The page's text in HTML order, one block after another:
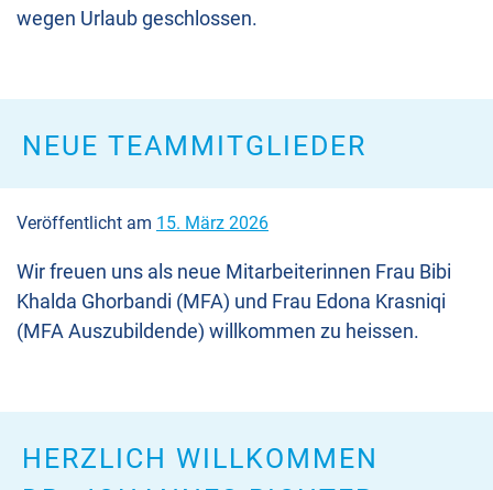
wegen Urlaub geschlossen.
NEUE TEAMMITGLIEDER
Veröffentlicht am 15. März 2026
Wir freuen uns als neue Mitarbeiterinnen Frau Bibi
Khalda Ghorbandi (MFA) und Frau Edona Krasniqi
(MFA Auszubildende) willkommen zu heissen.
HERZLICH WILLKOMMEN